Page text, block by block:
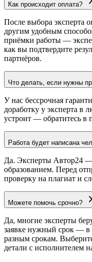
Как происходит оплата?
После выбора эксперта
другим удобным
приёмки работы —
как вы подтвердите
партнёров.
Что делать, если нужны
У нас бессрочная
доработку у эксперта в
устроит — обратитесь в
Работа будет написана
Да. Эксперты Автор24
образованием. Перед
проверку на плагиат и
Можете помочь срочно?
Да, многие эксперты
заявке нужный срок — в
разным срокам.
детали с исполнителем